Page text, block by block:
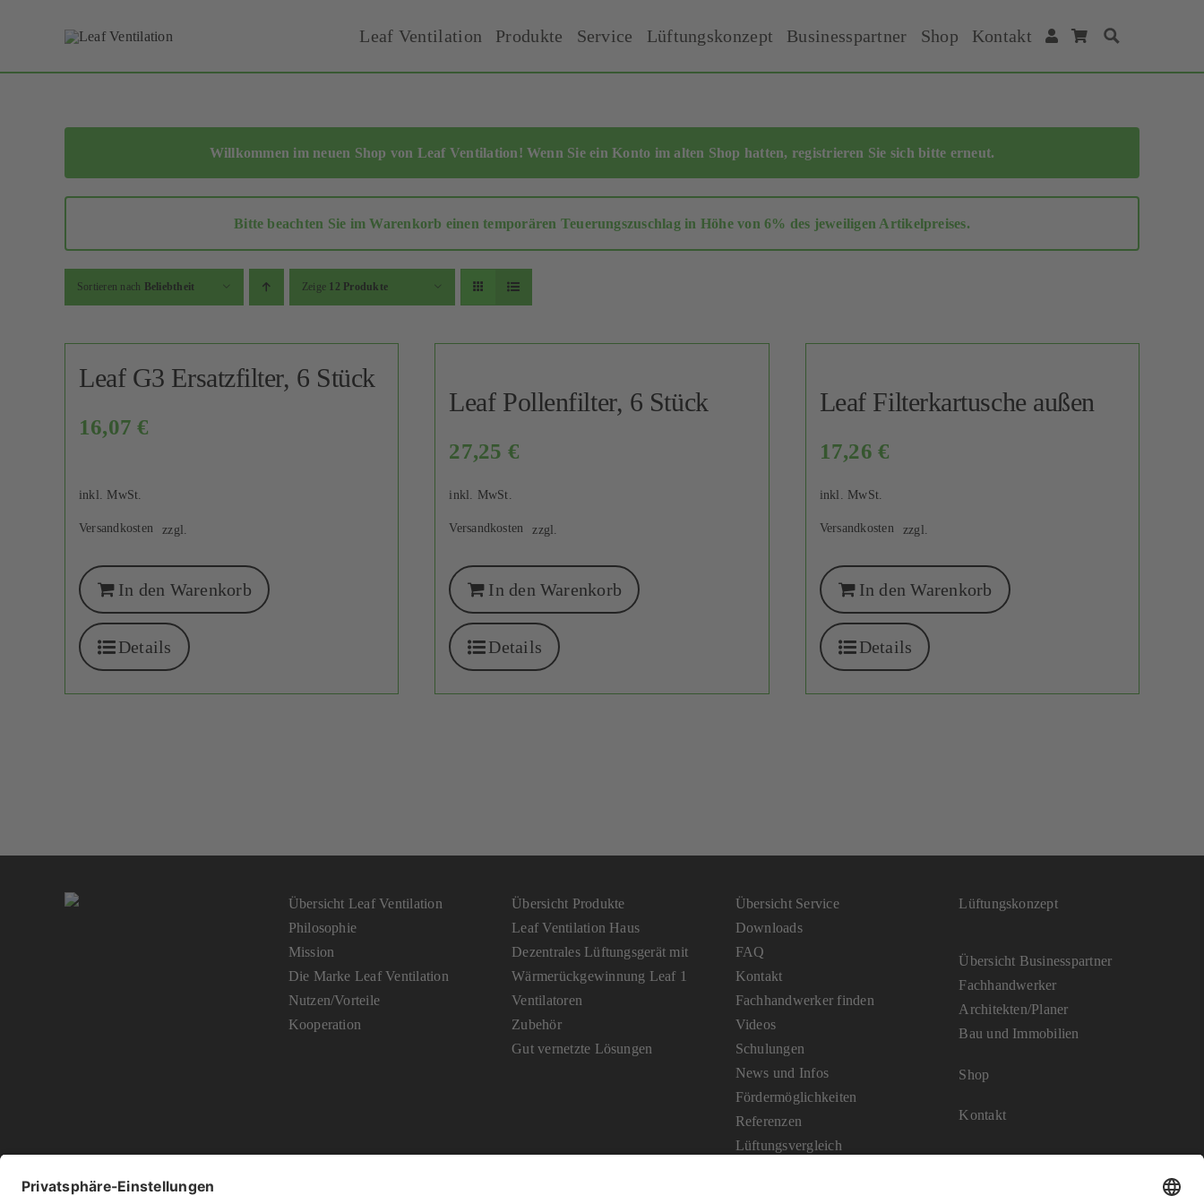
Leaf Ventilation Produkte Service Lüftungskonzept Businesspartner Shop Kontakt
Willkommen im neuen Shop von Leaf Ventilation! Wenn Sie ein Konto im alten Shop hatten, registrieren Sie sich bitte erneut.
Bitte beachten Sie im Warenkorb einen temporären Teuerungszuschlag in Höhe von 6% des jeweiligen Artikelpreises.
Sortieren nach Beliebtheit Zeige 12 Produkte
Leaf G3 Ersatzfilter, 6 Stück
16,07€
inkl. MwSt.
zzgl.
Versandkosten
In den Warenkorb
Details
Leaf Pollenfilter, 6 Stück
27,25 €
inkl. MwSt.
zzgl.
Versandkosten
In den Warenkorb
Details
Leaf Filterkartusche außen
17,26€
inkl. MwSt.
zzgl.
Versandkosten
In den Warenkorb
Details
Übersicht Leaf Ventilation
Philosophie
Mission
Die Marke Leaf Ventilation
Nutzen/Vorteile
Kooperation
Übersicht Produkte
Leaf Ventilation Haus
Dezentrales Lüftungsgerät mit
Wärmerückgewinnung Leaf 1
Ventilatoren
Zubehör
Gut vernetzte Lösungen
Übersicht Service
Downloads
FAQ
Kontakt
Fachhandwerker finden
Videos
Schulungen
News und Infos
Fördermöglichkeiten
Referenzen
Lüftungsvergleich
Lüftungskonzept
Übersicht Businesspartner
Fachhandwerker
Architekten/Planer
Bau und Immobilien
Shop
Kontakt